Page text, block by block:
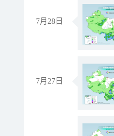
7月28日
7月27日